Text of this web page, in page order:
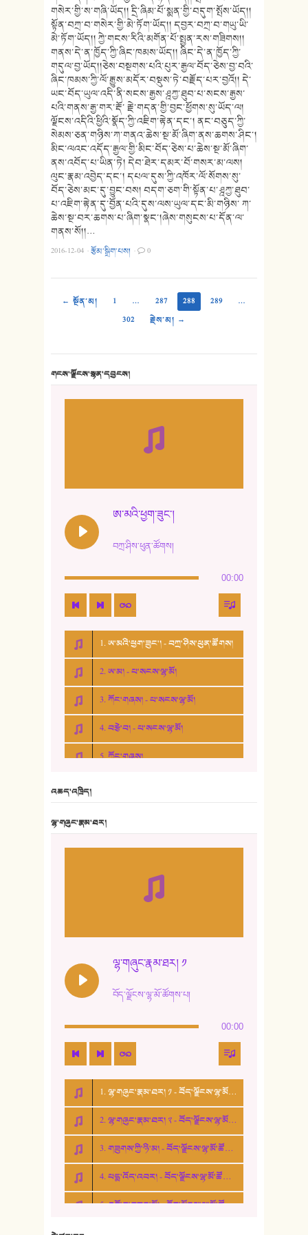
གསེར་གྱི་ས་གཞི་ཡོད།། དྲི་ཞིམ་པོ་སྨན་གྱི་བདུག་སྤོས་ཡོད།།
སྟོན་བཀྲ་བ་གསེར་གྱི་མེ་ཏོག་ཡོད།། དབྱར་བཀྲ་བ་གཡུ་ཡི་
མེ་ཏོག་ཡོད།། ཀྱེ་གངས་རིའི་མགོན་པོ་སྤྱན་རས་གཟིགས།།
གནས་དེ་ན་ཁྱོད་ཀྱི་ཞིང་ཁམས་ཡོད།། ཞིང་དེ་ན་ཁྱོད་ཀྱི་
གདུལ་བྱ་ཡོད།།ཅེས་བསྔགས་པའི་པུར་རྒྱལ་བོད་ཅེས་བྱ་བའི་
ཞིང་ཁམས་ཀྱི་ལོ་རྒྱུས་མདོར་བསྡུས་ཏེ་བརྗོད་པར་བྱའོ།། དེ་
ཡང་བོད་ཡུལ་འདི་ནི་སངས་རྒྱས་ཤྰཀྱ་ཐུབ་པ་སངས་རྒྱས་
པའི་གནས་རྒྱ་གར་རྡོ་ རྗེ་གདན་གྱི་བྱང་ཕྱོགས་སུ་ཡོད་ལ།
ལྗོངས་འདིའི་ཕྱིའི་སྣོད་ཀྱི་འཇིག་རྟེན་དང་། ནང་བཅུད་ཀྱི་
སེམས་ཅན་གཉིས་ཀ་གནའ་ཆེས་སྔ་མོ་ཞིག་ནས་ཆགས་ཤིང་།
མིང་ལའང་འདོད་རྒྱལ་གྱི་མིང་བོད་ཅེས་པ་ཆེས་སྔ་མོ་ཞིག་
ནས་འབོད་པ་ཡིན་ཏེ། དེབ་ཐེར་དམར་བོ་གསར་མ་ལས།
ལུང་རྣམ་འབྱེད་དང་། དཔལ་དུས་ཀྱི་འཁོར་ལོ་སོགས་སུ་
བོད་ཅེས་མང་དུ་བྱུང་བས། བདག་ཅག་གི་སྟོན་པ་ཤྰཀྱ་ཐུབ་
པ་འཇིག་རྟེན་དུ་བྱོན་པའི་དུས་ལས་ཡུལ་དང་མི་གཉིས་ ཀ་
ཆེས་སྔ་བར་ཆགས་པ་ཞིག་སྣང་།ཞེས་གསུངས་པ་དོན་ལ་
གནས་སོ།།…
2016-12-04 ·རྩོམ་སྒྲིག་པས། · 0
← སྔོན་མ། 1 … 287 288 289
…
302
རྗེས་མ། →
གངས་ལྗོངས་སྙན་དབྱངས།
ཨ་མའི་ཕྱག་ཟུང་།
བཀྲ་ཤིས་ཕུན་ཚོགས།
00:00
1. ཨ་མའི་ཕྱག་ཟུང་། - བཀྲ་ཤིས་ཕུན་ཚོགས།
2. ཨ་མ། - པ་སངས་ལྷ་མོ།
3. ཀོང་གཞས། - པ་སངས་ལྷ་མོ།
4. བརྩེ་བ། - པ་སངས་ལྷ་མོ།
5. ཀོང་གཞས།
10. ཆང་གཞས། ༣
15. ཤམ་པ་ལ་ཡི་སྲས་མོ།
16. ལྷ་བུ་དར་བུ།
17. ང་བོད་པ་ཡིན། - ཕུར་བུ་རྣམ་རྒྱལ།
18. ང་ལ་བྱམས་པའི་ཨ་མ།
19. ཆ་རྐྱེན་མེད་པའི་སེམས།
20. བསྟན་རྒྱས་གླིང་།
འཆད་འཁྲིད།
ལྷ་གཞུང་རྣམ་ཐར།
ལྷ་གཞུང་རྣམ་ཐར། ༡
བོད་ལྗོངས་ལྷ་མོ་ཚོགས་པ།
00:00
1. ལྷ་གཞུང་རྣམ་ཐར། ༡ - བོད་ལྗོངས་ལྷ་མོ་ཚོགས་པ།
2. ལྷ་གཞུང་རྣམ་ཐར། ༢ - བོད་ལྗོངས་ལྷ་མོ་ཚོགས་པ།
3. གཟུགས་ཀྱི་ཉི་མ། - བོད་ལྗོངས་ལྷ་མོ་ཚོགས་པ།
4. པདྨ་འོད་འབར། - བོད་ལྗོངས་ལྷ་མོ་ཚོགས་པ།
5. འགྲོ་བ་བཟང་མོ། - བོད་ལྗོངས་ལྷ་མོ་ཚོགས་པ།